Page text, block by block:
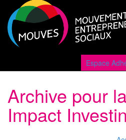
Espace
Archive pour
Impact